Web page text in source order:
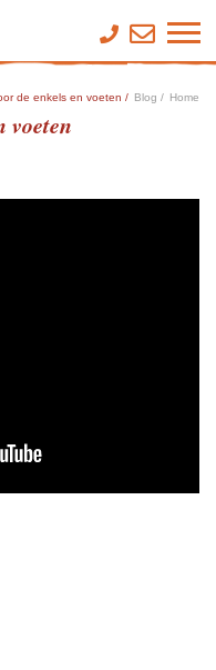
Home
Blog /
de enkels en voeten /
voeten